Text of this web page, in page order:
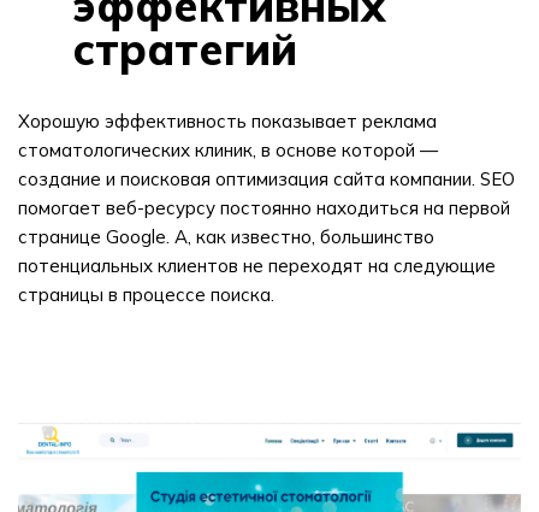
стратегий
Хорошую эффективность показывает реклама
стоматологических клиник, в основе которой —
создание и поисковая оптимизация сайта компании. SEO
помогает веб-ресурсу постоянно находиться на первой
странице Google. А, как известно, большинство
потенциальных клиентов не переходят на следующие
страницы в процессе поиска.